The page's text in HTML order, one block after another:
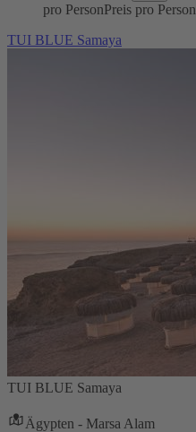
pro PersonPreis pro Person
TUI BLUE Samaya
TUI BLUE Samaya
Ägypten - Marsa Alam